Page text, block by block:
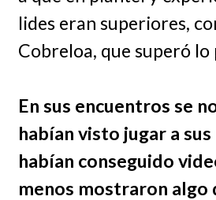
lides eran superiores,
Cobreloa, que superó
En sus encuentros se
habían visto jugar a
habían conseguido
menos mostraron